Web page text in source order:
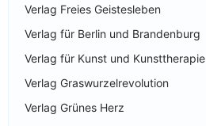
Verlag Freies Geistesleben
Verlag für Berlin und Brandenburg
Verlag für Kunst und Kunsttherapie
Verlag Graswurzelrevolution
Verlag Grünes Herz